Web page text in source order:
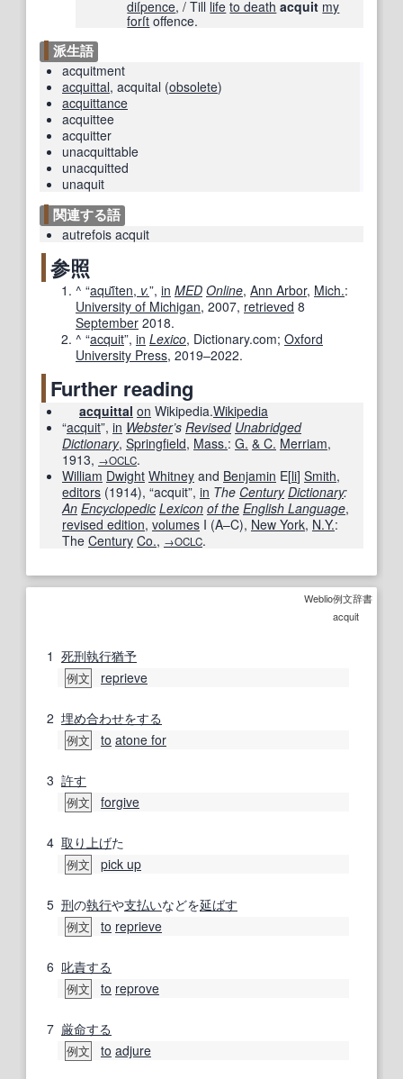
diſpence, / Till life to death acquit my
forſt offence.
派生語
acquitment
acquittal, acquital (obsolete)
acquittance
acquittee
acquitter
unacquittable
unacquitted
unaquit
関連する語
autrefois acquit
参照
^ “aquī̆ten, v.”, in MED Online, Ann Arbor, Mich.:
University of Michigan, 2007, retrieved 8
September 2018.
^ “acquit”, in Lexico, Dictionary.com; Oxford
University Press, 2019–2022.
Further reading
acquittal on Wikipedia.Wikipedia
“acquit”, in Webster’s Revised Unabridged
Dictionary, Springfield, Mass.: G. & C. Merriam,
1913, →OCLC.
William Dwight Whitney and Benjamin E[li] Smith,
editors (1914), “acquit”, in The Century Dictionary:
An Encyclopedic Lexicon of the English Language,
revised edition, volumes I (A–C), New York, N.Y.:
The Century Co., →OCLC.
Weblio例文辞書
acquit
1 死刑執行猶予
例文 reprieve
2 埋め合わせをする
例文 to atone for
3 許す
例文 forgive
4 取り上げた
例文 pick up
5 刑の執行や支払いなどを延ばす
例文 to reprieve
6 叱責する
例文 to reprove
7 厳命する
例文 to adjure